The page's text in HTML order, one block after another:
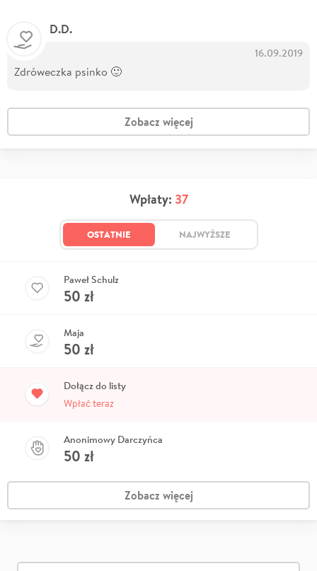
D.D.
16.09.2019
Zdróweczka psinko 🙂
Zobacz więcej
Wpłaty: 37
OSTATNIE NAJWYŻSZE
Paweł Schulz
50 zł
Maja
50 zł
Dołącz do listy
Wpłać teraz
Anonimowy Darczyńca
50 zł
Zobacz więcej